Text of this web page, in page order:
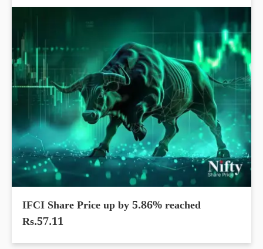
IFCI Share Price up by 5.86% reached
Rs.57.11